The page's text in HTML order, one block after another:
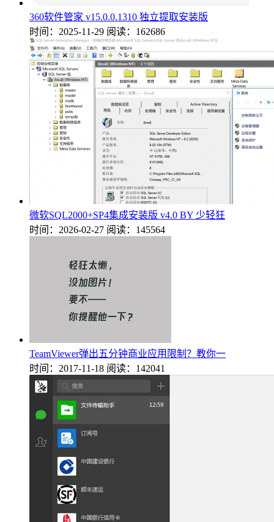
360软件管家 v15.0.0.1310 独立提取安装版
时间：2025-11-29 阅读：162686
微软SQL2000+SP4集成安装版 v4.0 BY 少轻狂
时间：2026-02-27 阅读：145564
TeamViewer弹出五分钟商业应用限制？教你一
时间：2017-11-18 阅读：142041